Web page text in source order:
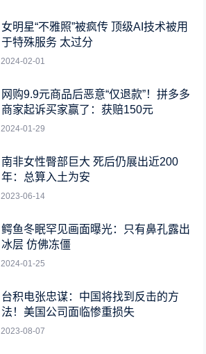
女明星“不雅照”被疯传 顶级AI技术被用
于特殊服务 太过分
2024-02-01
网购9.9元商品后恶意“仅退款”！拼多多
商家起诉买家赢了：获赔150元
2024-01-29
南非女性臀部巨大 死后仍展出近200
年：总算入土为安
2023-06-14
鳄鱼冬眠罕见画面曝光：只有鼻孔露出
冰层 仿佛冻僵
2024-01-25
台积电张忠谋：中国将找到反击的方
法！美国公司面临惨重损失
2023-08-07